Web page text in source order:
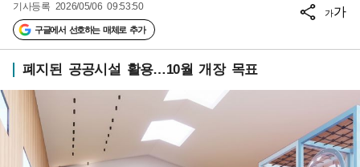
기사등록 2026/05/06 09:53:50
구글에서 선호하는 매체로 추가
가가
폐지된 공공시설 활용…10월 개장 목표